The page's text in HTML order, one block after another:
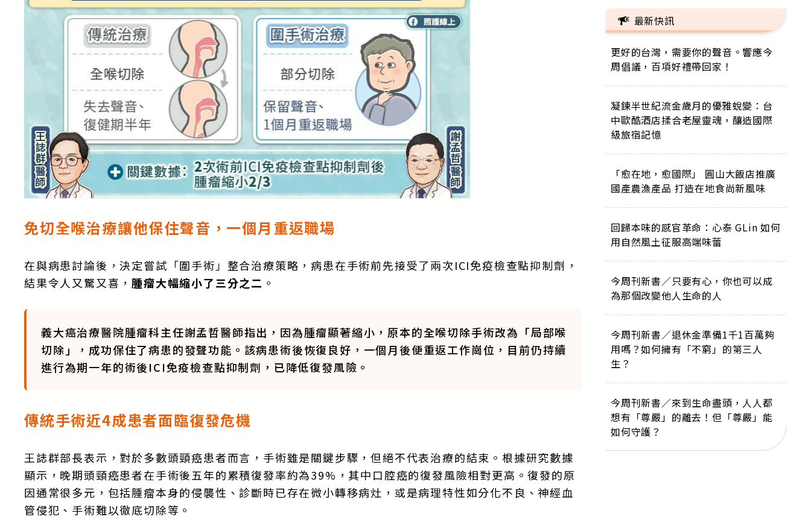
免切全喉治療讓他保住聲音，一個月重返職場
在與病患討論後，決定嘗試「圍手術」整合治療策略，病患在手術前先接受了兩次ICI免疫檢查點抑制劑，
結果令人又驚又喜，腫瘤大幅縮小了三分之二 。
義大癌治療醫院腫瘤科主任謝孟哲醫師指出，因為腫瘤顯著縮小，原本的全喉切除手術改為「局部喉
切除」，成功保住了病患的發聲功能。該病患術後恢復良好，一個月後便重返工作崗位，目前仍持續
進行為期一年的術後ICI免疫檢查點抑制劑，已降低復發風險。
傳統手術近4成患者面臨復發危機
王誌群部長表示，對於多數頭頸癌患者而言，手術雖是關鍵步驟，但絕不代表治療的結束。根據研究數據
顯示，晚期頭頸癌患者在手術後五年的累積復發率約為39%，其中口腔癌的復發風險相對更高。復發的原
因通常很多元，包括腫瘤本身的侵襲性、診斷時已存在微小轉移病灶，或是病理特性如分化不良、神經血
管侵犯、手術難以徹底切除等。
最新快訊
更好的台灣，需要你的聲音。響應今
周倡議，百項好禮帶回家！
凝鍊半世紀流金歲月的優雅蛻變：台
中歐酷酒店揉合老屋靈魂，釀造國際
級旅宿記憶
「愈在地，愈國際」 圓山大飯店推廣
國產農漁產品 打造在地食尚新風味
回歸本味的感官革命：心泰 GLin 如何
用自然風土征服高端味蕾
今周刊新書／只要有心，你也可以成
為那個改變他人生命的人
今周刊新書／退休金準備1千1百萬夠
用嗎？如何擁有「不窮」的第三人
生？
今周刊新書／來到生命盡頭，人人都
想有「尊嚴」的離去！但「尊嚴」能
如何守護？